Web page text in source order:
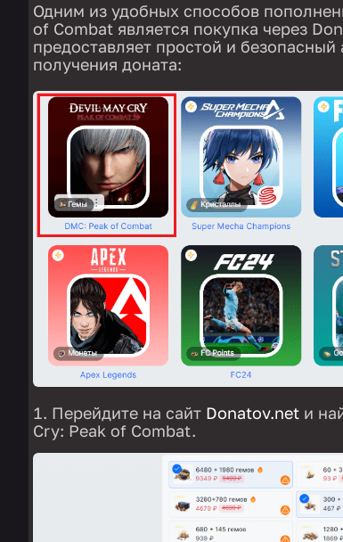
Одним из удобных способов
of Combat является покупка через
предоставляет простой и
получения доната:
Перейдите на сайт Donatov.net и
Cry: Peak of Combat.